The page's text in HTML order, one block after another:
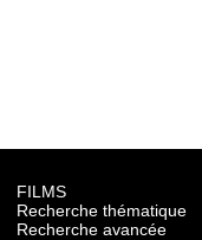
FILMS
Recherche thématique
Recherche avancée